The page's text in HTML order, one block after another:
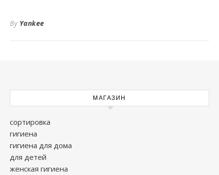
By Yankee
МАГАЗИН
сортировка
гигиена
гигиена для дома
для детей
женская гигиена